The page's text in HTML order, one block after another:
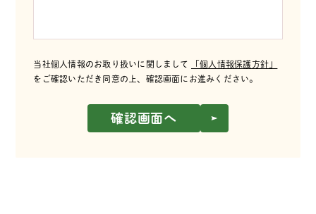
当社個人情報のお取り扱いに関しまして
「個人情報保護方針」
をご確認いただき同意の上、確認画面にお進みください。
確認画面へ